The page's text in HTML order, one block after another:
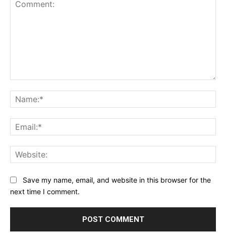
Save my name, email, and website in this browser for the
next time I comment.